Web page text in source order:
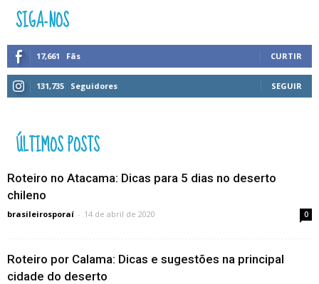
SIGA-NOS
17,661 Fãs CURTIR
131,735 Seguidores SEGUIR
ÚLTIMOS POSTS
Roteiro no Atacama: Dicas para 5 dias no deserto
chileno
brasileirosporaí - 14 de abril de 2020 0
Roteiro por Calama: Dicas e sugestões na principal
cidade do deserto